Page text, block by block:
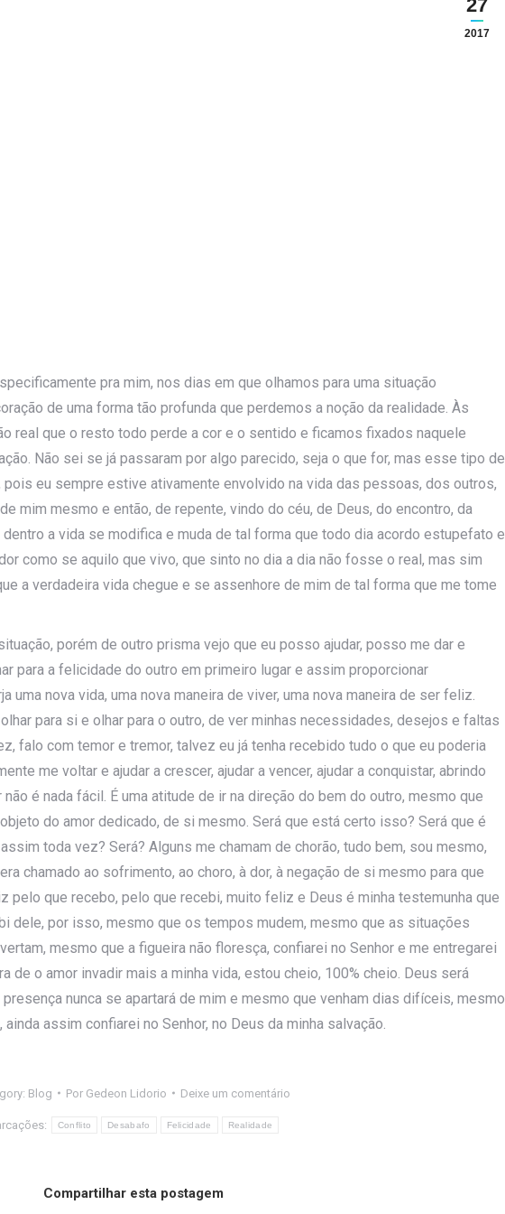
27
2017
pra mim, nos dias em que olhamos para uma situação
de uma forma tão profunda que perdemos a noção da realidade. Às
real que o resto todo perde a cor e o sentido e ficamos fixados naquele
Não sei se já passaram por algo parecido, seja o que for, mas esse tipo de
pois eu sempre estive ativamente envolvido na vida das pessoas, dos outros,
mim mesmo e então, de repente, vindo do céu, de Deus, do encontro, da
a vida se modifica e muda de tal forma que todo dia acordo estupefato e
como se aquilo que vivo, que sinto no dia a dia não fosse o real, mas sim
a verdadeira vida chegue e se assenhore de mim de tal forma que me tome
porém de outro prisma vejo que eu posso ajudar, posso me dar e
para a felicidade do outro em primeiro lugar e assim proporcionar
nova vida, uma nova maneira de viver, uma nova maneira de ser feliz.
para si e olhar para o outro, de ver minhas necessidades, desejos e faltas
falo com temor e tremor, talvez eu já tenha recebido tudo o que eu poderia
me voltar e ajudar a crescer, ajudar a vencer, ajudar a conquistar, abrindo
é nada fácil. É uma atitude de ir na direção do bem do outro, mesmo que
do amor dedicado, de si mesmo. Será que está certo isso? Será que é
toda vez? Será? Alguns me chamam de chorão, tudo bem, sou mesmo,
chamado ao sofrimento, ao choro, à dor, à negação de si mesmo para que
que recebo, pelo que recebi, muito feliz e Deus é minha testemunha que
dele, por isso, mesmo que os tempos mudem, mesmo que as situações
mesmo que a figueira não floresça, confiarei no Senhor e me entregarei
de o amor invadir mais a minha vida, estou cheio, 100% cheio. Deus será
nunca se apartará de mim e mesmo que venham dias difíceis, mesmo
assim confiarei no Senhor, no Deus da minha salvação.
Blog Por Gedeon Lidorio Deixe um comentário
Conflito Desabafo Felicidade Realidade
Compartilhar esta postagem